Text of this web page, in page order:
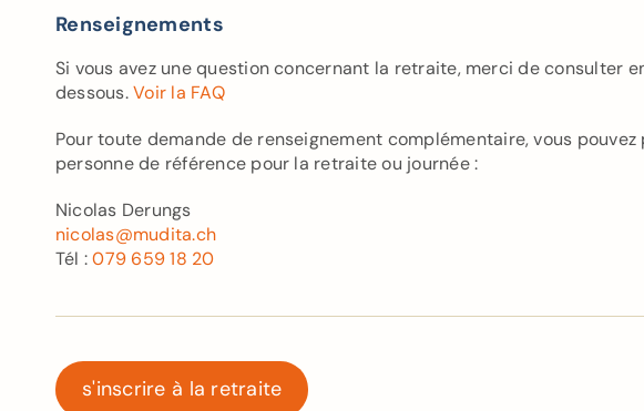
Renseignements
Si vous avez une question concernant la retraite, merci de consulter
dessous.Voir la FAQ
Pour toute demande de renseignement complémentaire, vous
personne de référence pour la retraite ou journée :
Nicolas Derungs
nicolas@mudita.ch
Tél :079 659 18 20
s'inscrire à la retraite